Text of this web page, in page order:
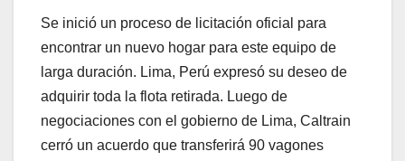
Se inició un proceso de licitación oficial para
encontrar un nuevo hogar para este equipo de
larga duración. Lima, Perú expresó su deseo de
adquirir toda la flota retirada. Luego de
negociaciones con el gobierno de Lima, Caltrain
cerró un acuerdo que transferirá 90 vagones